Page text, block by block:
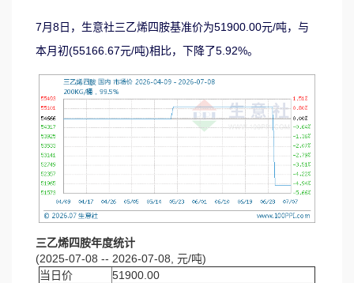
7月8日，生意社三乙烯四胺基准价为51900.00元/吨，与
本月初(55166.67元/吨)相比，下降了5.92%。
三乙烯四胺年度统计
(2025-07-08 -- 2026-07-08, 元/吨)
当日价
51900.00